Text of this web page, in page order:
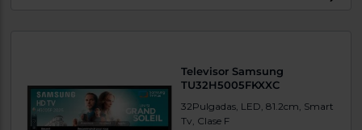
Televisor Samsung
TU32H5005FKXXC
32Pulgadas, LED, 81.2cm, Smart
Tv, Clase F